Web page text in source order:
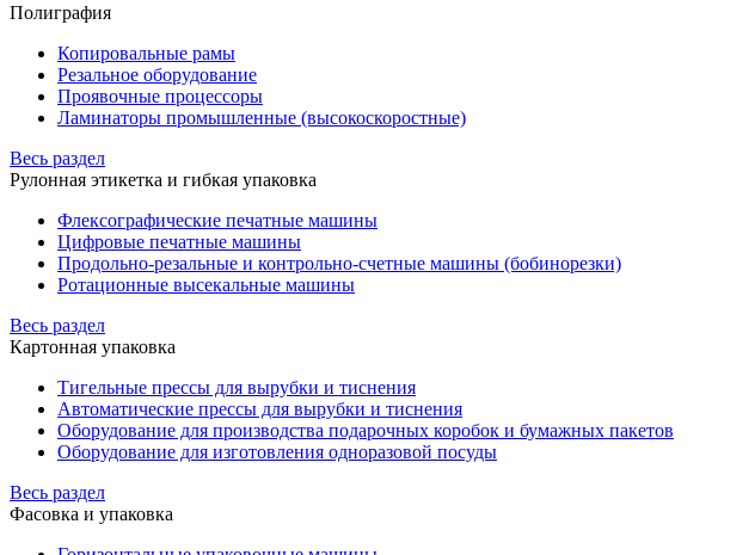
Полиграфия
Копировальные рамы
Резальное оборудование
Проявочные процессоры
Ламинаторы промышленные (высокоскоростные)
Весь раздел
Рулонная этикетка и гибкая упаковка
Флексографические печатные машины
Цифровые печатные машины
Продольно-резальные и контрольно-счетные машины (бобинорезки)
Ротационные высекальные машины
Весь раздел
Картонная упаковка
Тигельные прессы для вырубки и тиснения
Автоматические прессы для вырубки и тиснения
Оборудование для производства подарочных коробок и бумажных пакетов
Оборудование для изготовления одноразовой посуды
Весь раздел
Фасовка и упаковка